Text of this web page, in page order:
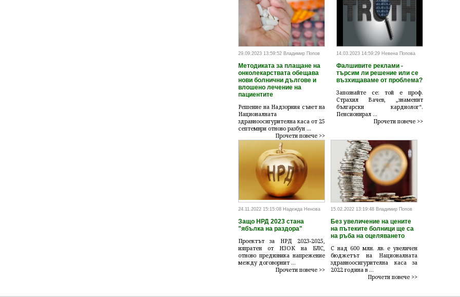
29.09.2023 13:59:52 Владимир Попов
Методиката за плащане на
онколекарствата обещава
нови болнични дългове и
влошено лечение на
пациентите
Решение на Надзорния съвет на
Националната
здравноосигурителна каса от 25
септември отново разбун ...
Прочети повече >>
14.03.2023 14:59:29 Невена Попова
Фалшивите реклами -
търсим ли решение или се
възхищаваме от проблема?
Запознайте се: той е проф.
Страхил Вачев, „знаменит
български кардиолог“.
Пенсионирал ...
Прочети повече >>
24.11.2022 15:15:08 Надежда Ненова
Защо НРД 2023 стана
"ябълка на раздора"
Проектът за НРД 2023-2025,
изпратен от НЗОК на БЛС,
отново предизвика напрежение
между договорнит ...
Прочети повече >>
15.02.2022 13:19:48 Владимир Попов
Без увеличение на цените
на пътеките болници ще са
на ръба на оцеляването
С над 600 млн. лв. е увеличен
бюджетът на Националната
здравноосигурителна каса за
2022 година в ...
Прочети повече >>